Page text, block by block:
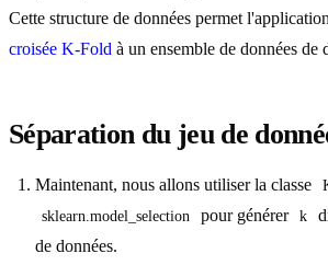
Cette structure de données permet
croisée K-Fold à un ensemble de données de
Séparation du jeu de
Maintenant, nous allons utiliser la classe
sklearn.model_selection pour générer k
de données.